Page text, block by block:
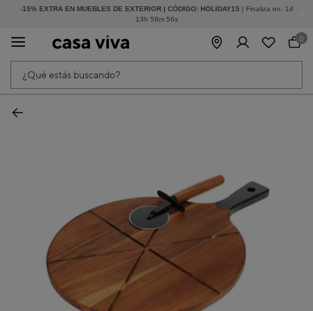
-15% EXTRA EN MUEBLES DE EXTERIOR | CÓDIGO: HOLIDAY15 | Finaliza en: 1d
13h 59m 56s
HASTA -60% DE DESCUENTO | SEGUNDAS REBAJAS
¿Qué estás buscando?
0